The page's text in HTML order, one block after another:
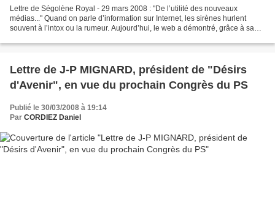
Lettre de Ségolène Royal - 29 mars 2008 : "De l’utilité des nouveaux
médias..." Quand on parle d’information sur Internet, les sirènes hurlent
souvent à l’intox ou la rumeur. Aujourd’hui, le web a démontré, grâce à sa
Lettre de J-P MIGNARD, président de "Désirs
d'Avenir", en vue du prochain Congrès du PS
Publié le 30/03/2008 à 19:14
Par CORDIEZ Daniel